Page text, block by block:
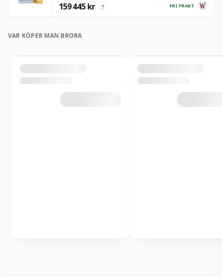
FRI FRAKT
159 445 kr ?
VAR KÖPER MAN BRORA